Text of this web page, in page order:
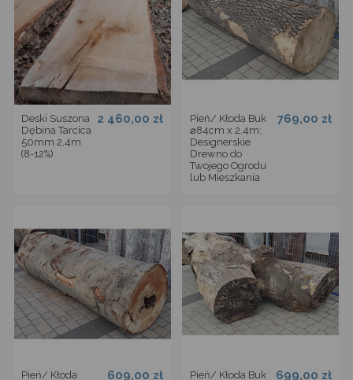
Deski Suszona
Dębina Tarcica
50mm 2,4m
(8-12%)
2 460,00 zł
Pień/ Kłoda Buk
⌀84cm x 2,4m:
Designerskie
Drewno do
Twojego Ogrodu
lub Mieszkania
769,00 zł
Pień/ Kłoda
609,00 zł
Pień/ Kłoda Buk
699,00 zł